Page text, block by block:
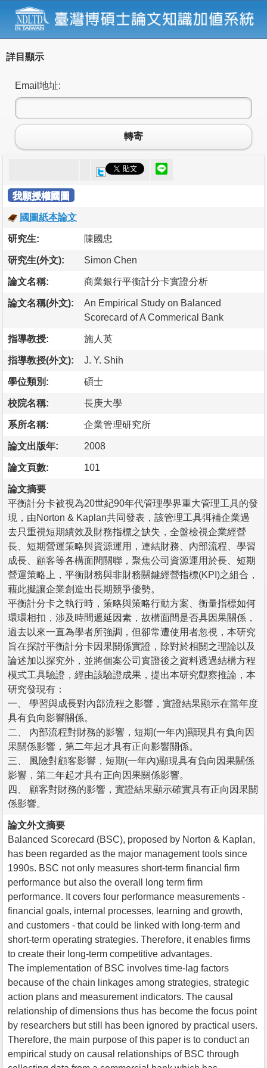
詳目顯示
Email地址:
轉寄
我願授權國圖
國圖紙本論文
研究生: 陳國忠
研究生(外文): Simon Chen
論文名稱: 商業銀行平衡計分卡實證分析
論文名稱(外文):
An Empirical Study on Balanced
Scorecard of A Commerical Bank
指導教授: 施人英
指導教授(外文): J. Y. Shih
學位類別: 碩士
校院名稱: 長庚大學
系所名稱: 企業管理研究所
論文出版年: 2008
論文頁數: 101
論文摘要
平衡計分卡被視為20世紀90年代管理學界重大管理工具的發
現，由Norton & Kaplan共同發表，該管理工具弭補企業過
去只重視短期績效及財務指標之缺失，全盤檢視企業經營
長、短期營運策略與資源運用，連結財務、內部流程、學習
成長、顧客等各構面間關聯，聚焦公司資源運用於長、短期
營運策略上，平衡財務與非財務關鍵經營指標(KPI)之組合，
藉此擬讓企業創造出長期競爭優勢。
平衡計分卡之執行時，策略與策略行動方案、衡量指標如何
環環相扣，涉及時間遞延因素，故構面間是否具因果關係，
過去以來一直為學者所強調，但卻常遭使用者忽視，本研究
旨在探討平衡計分卡因果關係實證，除對於相關之理論以及
論述加以探究外，並將個案公司實證後之資料透過結構方程
模式工具驗證，經由該驗證成果，提出本研究觀察推論，本
研究發現有：
一、 學習與成長對內部流程之影響，實證結果顯示在當年度
具有負向影響關係。
二、 內部流程對財務的影響，短期(一年內)顯現具有負向因
果關係影響，第二年起才具有正向影響關係。
三、 風險對顧客影響，短期(一年內)顯現具有負向因果關係
影響，第二年起才具有正向因果關係影響。
四、 顧客對財務的影響，實證結果顯示確實具有正向因果關
係影響。
論文外文摘要
Balanced Scorecard (BSC), proposed by Norton & Kaplan,
has been regarded as the major management tools since
1990s. BSC not only measures short-term financial firm
performance but also the overall long term firm
performance. It covers four performance measurements -
financial goals, internal processes, learning and growth,
and customers - that could be linked with long-term and
short-term operating strategies. Therefore, it enables firms
to create their long-term competitive advantages.
The implementation of BSC involves time-lag factors
because of the chain linkages among strategies, strategic
action plans and measurement indicators. The causal
relationship of dimensions thus has become the focus point
by researchers but still has been ignored by practical users.
Therefore, the main purpose of this paper is to conduct an
empirical study on causal relationships of BSC through